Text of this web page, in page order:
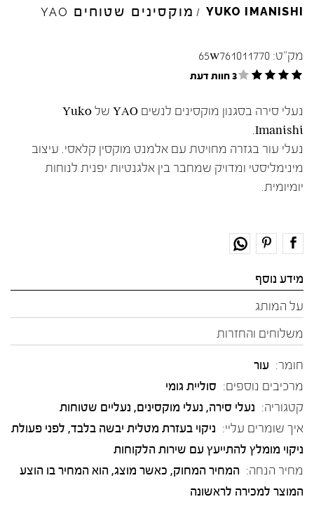
YUKO IMANISHI
/ מוקסינים שטוחים YAO
מק"ט: 65w761011770
3 חוות דעת
נעלי סירה בסגנון מוקסינים לנשים YAO של Yuko
Imanishi.
נעלי עור בגזרה מחויטת עם אלמנט מוקסין קלאסי. עיצוב
מינימליסטי ומדויק שמחבר בין אלגנטיות יפנית לנוחות
יומיומית.
מידע נוסף
על המותג
משלוחים והחזרות
חומר: עור
מרכיבים נוספים: סוליית גומי
קטגוריה: נעלי סירה, נעלי מוקסינים, נעליים שטוחות
איך שומרים עליי: ניקוי בעזרת מטלית יבשה בלבד, לפני פעולת
ניקוי מומלץ להתייעץ עם שירות הלקוחות
מחיר הנחה: המחיר המחוק, כאשר מוצג, הוא המחיר בו הוצע
המוצר למכירה לראשונה